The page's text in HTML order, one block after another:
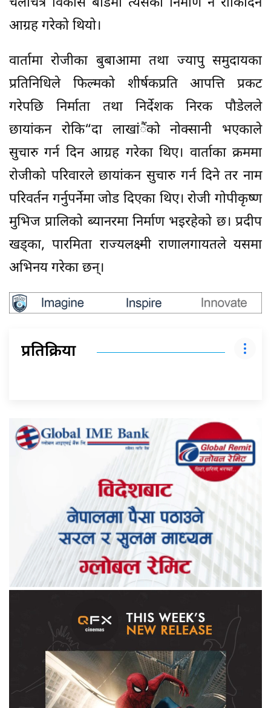
आग्रह गरेको थियो।
वार्तामा रोजीका बुबाआमा तथा ज्यापु समुदायका
प्रतिनिधिले फिल्मको शीर्षकप्रति आपत्ति प्रकट
गरेपछि निर्माता तथा निर्देशक निरक पौडेलले
छायांकन रोकि“दा लाखांैंको नोक्सानी भएकाले
सुचारु गर्न दिन आग्रह गरेका थिए। वार्ताका क्रममा
रोजीको परिवारले छायांकन सुचारु गर्न दिने तर नाम
परिवर्तन गर्नुपर्नेमा जोड दिएका थिए। रोजी गोपीकृष्ण
मुभिज प्रालिको ब्यानरमा निर्माण भइरहेको छ। प्रदीप
खड्का, पारमिता राज्यलक्ष्मी राणालगायतले यसमा
अभिनय गरेका छन्।
प्रतिक्रिया